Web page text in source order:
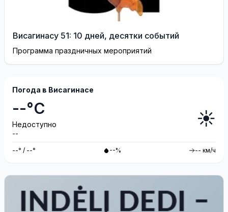
Висагинасу 51: 10 дней, десятки событий
Программа праздничных мероприятий
Погода в Висагинасе
--°C
Недоступно
--
☀️
--° / --° --% -- км/ч